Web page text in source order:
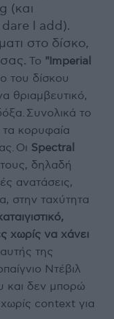
(και
I add).
στο δίσκο,
To "Imperial
του δίσκου
θριαμβευτικό,
Συνολικά το
κορυφαία
Οι Spectral
δηλαδή
ανατάσεις,
στην ταχύτητα
χωρίς να χάνει
της
Ντέβιλ
και δεν μπορώ
context για